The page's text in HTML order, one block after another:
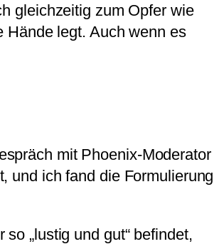
gleichzeitig zum Opfer wie
Hände legt. Auch wenn es
mit Phoenix-Moderator
und ich fand die Formulierung
„lustig und gut“ befindet,